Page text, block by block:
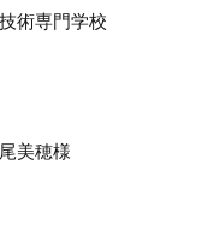
技術専門学校
尾美穂様